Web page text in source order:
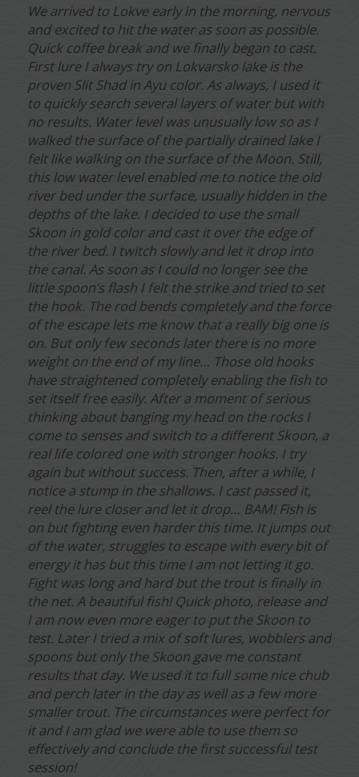
We arrived to Lokve early in the morning, nervous
and excited to hit the water as soon as possible.
Quick coffee break and we finally began to cast.
First lure I always try on Lokvarsko lake is the
proven Slit Shad in Ayu color. As always, I used it
to quickly search several layers of water but with
no results. Water level was unusually low so as I
walked the surface of the partially drained lake I
felt like walking on the surface of the Moon. Still,
this low water level enabled me to notice the old
river bed under the surface, usually hidden in the
depths of the lake. I decided to use the small
Skoon in gold color and cast it over the edge of
the river bed. I twitch slowly and let it drop into
the canal. As soon as I could no longer see the
little spoon’s flash I felt the strike and tried to set
the hook. The rod bends completely and the force
of the escape lets me know that a really big one is
on. But only few seconds later there is no more
weight on the end of my line… Those old hooks
have straightened completely enabling the fish to
set itself free easily. After a moment of serious
thinking about banging my head on the rocks I
come to senses and switch to a different Skoon, a
real life colored one with stronger hooks. I try
again but without success. Then, after a while, I
notice a stump in the shallows. I cast passed it,
reel the lure closer and let it drop… BAM! Fish is
on but fighting even harder this time. It jumps out
of the water, struggles to escape with every bit of
energy it has but this time I am not letting it go.
Fight was long and hard but the trout is finally in
the net. A beautiful fish! Quick photo, release and
I am now even more eager to put the Skoon to
test. Later I tried a mix of soft lures, wobblers and
spoons but only the Skoon gave me constant
results that day. We used it to full some nice chub
and perch later in the day as well as a few more
smaller trout. The circumstances were perfect for
it and I am glad we were able to use them so
effectively and conclude the first successful test
session!